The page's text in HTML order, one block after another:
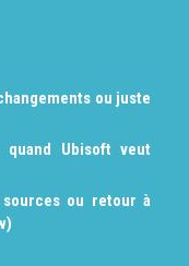
ou juste
Ubisoft veut
sources ou retour à